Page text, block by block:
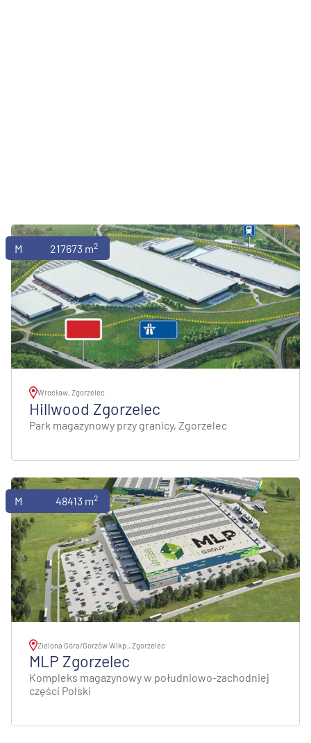
Magazyny217673 m2
Wrocław, Zgorzelec
Hillwood Zgorzelec
Park magazynowy przy granicy, Zgorzelec
Magazyny48413 m2
Zielona Góra/Gorzów Wlkp., Zgorzelec
MLP Zgorzelec
Kompleks magazynowy w południowo-zachodniej
części Polski